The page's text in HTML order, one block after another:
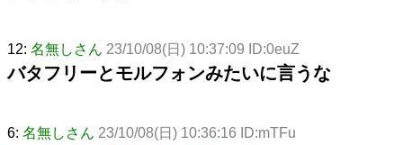
12: 名無しさん 23/10/08(日) 10:37:09 ID:0euZ
バタフリーとモルフォンみたいに言うな
6: 名無しさん 23/10/08(日) 10:36:16 ID:mTFu